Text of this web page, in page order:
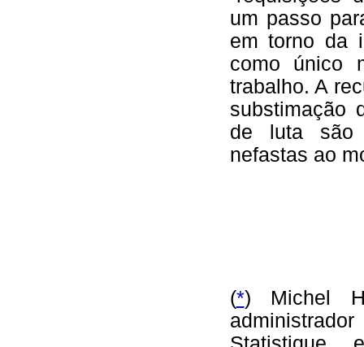
um passo
em torno da
como único
trabalho. A
substimação
de luta são
nefastas ao
(*) Michel